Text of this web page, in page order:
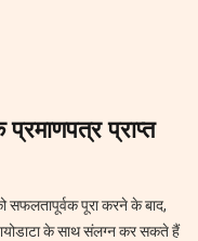
प्रमाणपत्रप्राप्त
सफलतापूर्वक पूरा करने के बाद,
के साथ संलग्न कर सकते हैं